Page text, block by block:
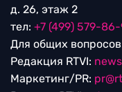
д. 26, этаж 2
тел: +7 (499) 579-
Для общих
Редакция RTVI:
Маркетинг/PR: